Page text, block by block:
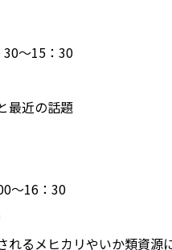
～15：30
最近の話題
～16：30
れるメヒカリやいか類資源